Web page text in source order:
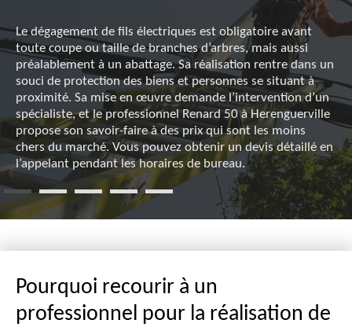
Le dégagement de fils électriques est obligatoire avant
toute coupe ou taille de branches d’arbres, mais aussi
préalablement à un abattage. Sa réalisation rentre dans un
souci de protection des biens et personnes se situant à
proximité. Sa mise en œuvre demande l’intervention d’un
spécialiste, et le professionnel Renard 50 à Herenguerville
propose son savoir-faire à des prix qui sont les moins
chers du marché. Vous pouvez obtenir un devis détaillé en
l’appelant pendant les horaires de bureau.
Pourquoi recourir à un
professionnel pour la réalisation de